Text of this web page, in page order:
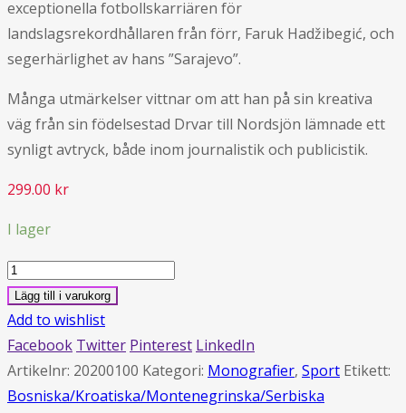
exceptionella fotbollskarriären för
landslagsrekordhållaren från förr, Faruk Hadžibegić, och
segerhärlighet av hans ”Sarajevo”.
Många utmärkelser vittnar om att han på sin kreativa
väg från sin födelsestad Drvar till Nordsjön lämnade ett
synligt avtryck, både inom journalistik och publicistik.
299.00 kr
I lager
Hadžija
sa
Koševa
mängd
Lägg till i varukorg
Add to wishlist
Facebook Twitter Pinterest LinkedIn
Artikelnr: 20200100 Kategori: Monografier, Sport Etikett:
Bosniska/Kroatiska/Montenegrinska/Serbiska